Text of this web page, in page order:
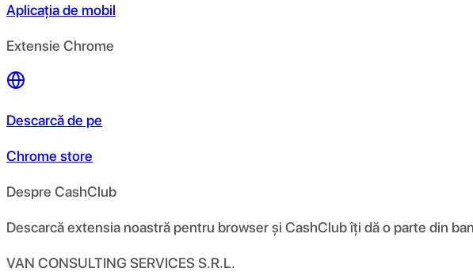
Aplicația de mobil
Extensie Chrome
Descarcă de pe
Chrome store
Despre CashClub
Descarcă extensia noastră pentru browser și CashClub îți dă o parte din
VAN CONSULTING SERVICES S.R.L.